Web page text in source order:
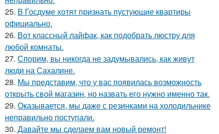
25. В Госдуме хотят признать пустующие квартиры
официально.
26. Вот классный лайфак, как подобрать люстру для
любой комнаты.
27. Спорим, вы никогда не задумывались, как живут
люди на Сахалине.
28. Мы представим, что у вас появилась возможность
открыть свой магазин, но назвать его нужно именно так.
29. Оказывается, мы даже с резинками на холодильнике
неправильно поступали.
30. Давайте мы сделаем вам новый ремонт!